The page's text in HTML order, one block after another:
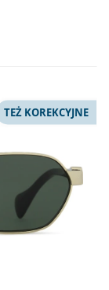
TEŻ KOREKCYJNE